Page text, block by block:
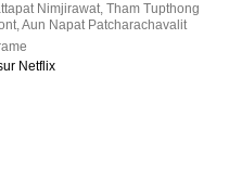
Nimjirawat,Tham Tupthong
,Aun Napat Patcharachavalit
Netflix